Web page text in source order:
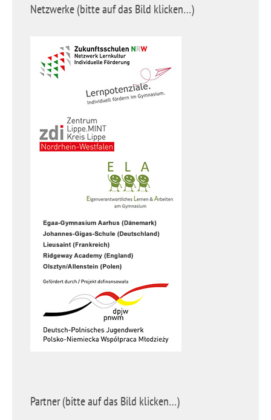
Netzwerke (bitte auf das Bild klicken…)
Partner (bitte auf das Bild klicken…)